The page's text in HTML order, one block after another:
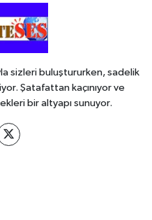
sizleri buluştururken, sadelik
Şatafattan kaçınıyor ve
bir altyapı sunuyor.